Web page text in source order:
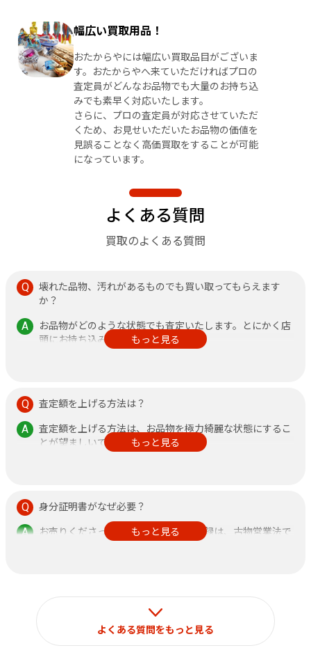
幅広い買取用品！
おたからやには幅広い買取品目がございま
す。おたからやへ来ていただければプロの
査定員がどんなお品物でも大量のお持ち込
みでも素早く対応いたします。
さらに、プロの査定員が対応させていただ
くため、お見せいただいたお品物の価値を
見誤ることなく高価買取をすることが可能
になっています。
よくある質問
買取のよくある質問
壊れた品物、汚れがあるものでも買い取ってもらえます
か？
お品物がどのような状態でも査定いたします。とにかく店
頭にお持ち込みください。
その他、不安なことがありましたら何なりと店頭にお申し
もっと見る
査定額を上げる方法は？
査定額を上げる方法は、お品物を極力綺麗な状態にするこ
とが望ましいです。
また、鑑定書がある方が査定額アップに繋がりますので、
もっと見る
身分証明書がなぜ必要？
お売りくださった方の身分証明書の記録は、古物営業法で
定められておりますのでご了承ください。
もっと見る
よくある質問をもっと見る